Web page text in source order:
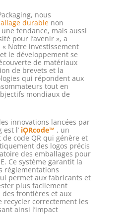
nous
durablenon
tendance, mais aussi
pour l’avenir », a
« Notre investissement
le développement se
de matériaux
de brevets et la
qui répondent aux
tout en
mondiaux de
innovations lancées par
est l’ iǪRcode™ , un
code QR qui génère et
des logos précis
des emballages pour
Ce système garantit la
réglementations
permet aux fabricants et
plus facilement
frontières et aux
recycler correctement les
ainsi l’impact